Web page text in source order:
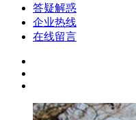
答疑解惑
企业热线
在线留言